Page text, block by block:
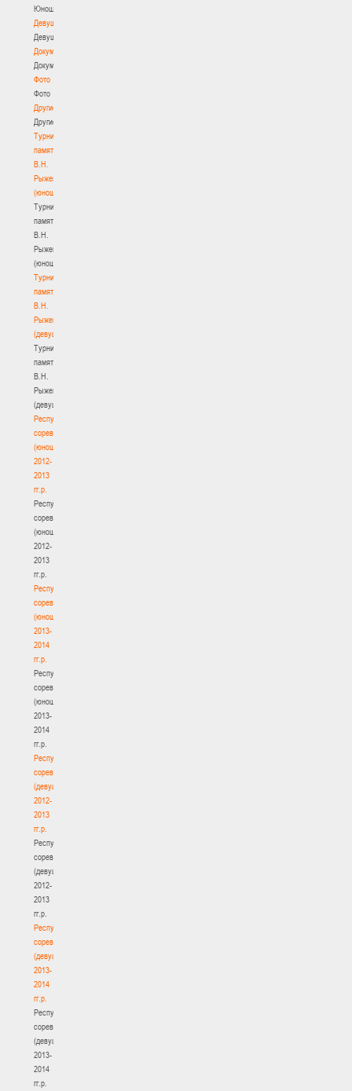
Юноши
Девушки
Девушки
Документы
Документы
Фото
Фото
Другие
Другие
Турнир
памяти
В.Н.
Рыженкова
(юноши)
Турнир
памяти
В.Н.
Рыженкова
(юноши)
Турнир
памяти
В.Н.
Рыженкова
(девушки)
Турнир
памяти
В.Н.
Рыженкова
(девушки)
Республиканские
соревнования
(юноши)
2012-
2013
гг.р.
Республиканские
соревнования
(юноши)
2012-
2013
гг.р.
Республиканские
соревнования
(юноши)
2013-
2014
гг.р.
Республиканские
соревнования
(юноши)
2013-
2014
гг.р.
Республиканские
соревнования
(девушки)
2012-
2013
гг.р.
Республиканские
соревнования
(девушки)
2012-
2013
гг.р.
Республиканские
соревнования
(девушки)
2013-
2014
гг.р.
Республиканские
соревнования
(девушки)
2013-
2014
гг.р.